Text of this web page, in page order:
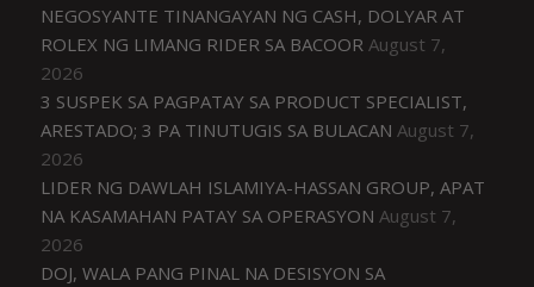
NEGOSYANTE TINANGAYAN NG CASH, DOLYAR AT
ROLEX NG LIMANG RIDER SA BACOOR August 7,
2026
3 SUSPEK SA PAGPATAY SA PRODUCT SPECIALIST,
ARESTADO; 3 PA TINUTUGIS SA BULACAN August 7,
2026
LIDER NG DAWLAH ISLAMIYA-HASSAN GROUP, APAT
NA KASAMAHAN PATAY SA OPERASYON August 7,
2026
DOJ, WALA PANG PINAL NA DESISYON SA